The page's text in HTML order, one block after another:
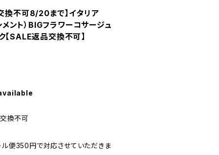
換不可8/20まで】イタリア
ト）BIGフラワーコサージュ
SALE返品交換不可】
換不可
ル便350円で対応させていただきま